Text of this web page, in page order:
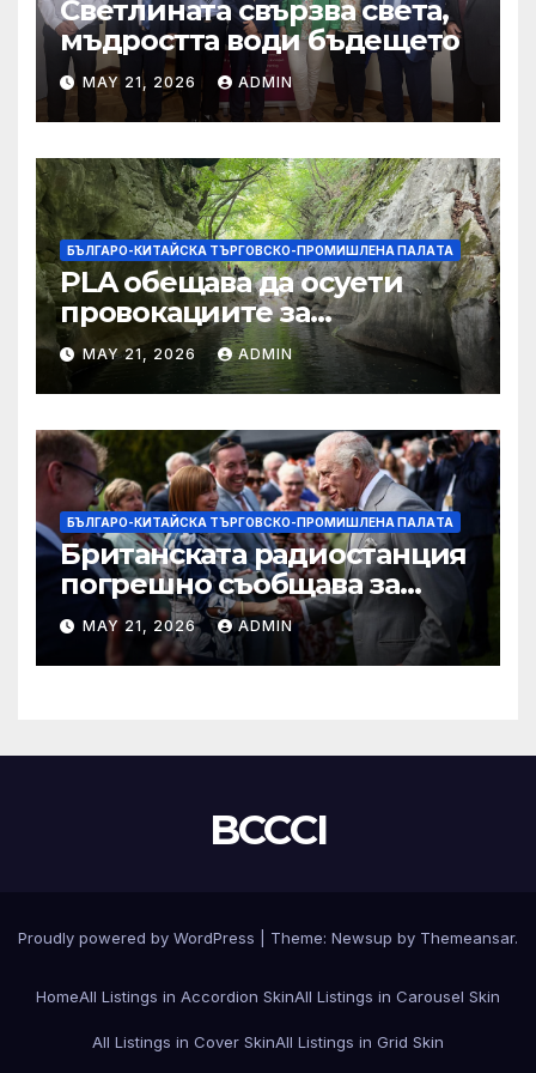
Светлината свързва света,
мъдростта води бъдещето
MAY 21, 2026 ADMIN
БЪЛГАРО-КИТАЙСКА ТЪРГОВСКО-ПРОМИШЛЕНА ПАЛAТА
PLA обещава да осуети
провокациите за
„независимост на Тайван“.
MAY 21, 2026 ADMIN
БЪЛГАРО-КИТАЙСКА ТЪРГОВСКО-ПРОМИШЛЕНА ПАЛAТА
Британската радиостанция
погрешно съобщава за
смъртта на крал Чарлз
MAY 21, 2026 ADMIN
BCCCI
Proudly powered by WordPress Theme: Newsup by Themeansar.
HomeAll Listings in Accordion SkinAll Listings in Carousel Skin
All Listings in Cover SkinAll Listings in Grid Skin